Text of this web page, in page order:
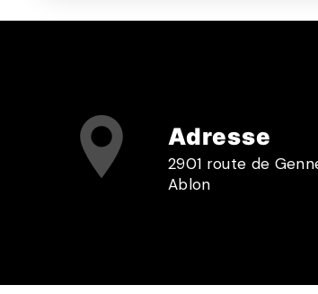
Adresse
2901 route de
Ablon